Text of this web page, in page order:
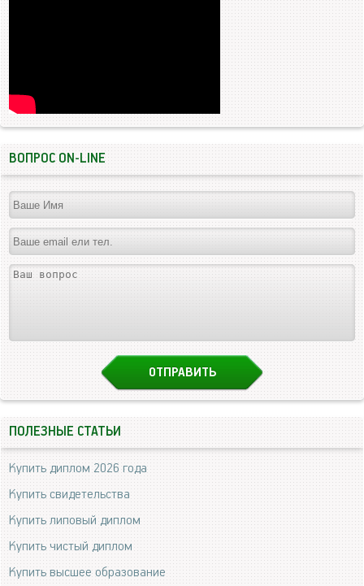
ВОПРОС ON-LINE
ПОЛЕЗНЫЕ СТАТЬИ
Купить диплом 2026 года
Купить свидетельства
Купить липовый диплом
Купить чистый диплом
Купить высшее образование